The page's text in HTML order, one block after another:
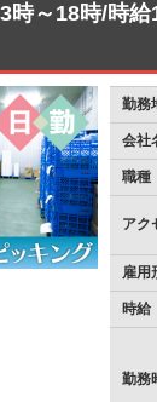
時～18時/時
勤務
会社
職種
アク
雇用
時給
勤務